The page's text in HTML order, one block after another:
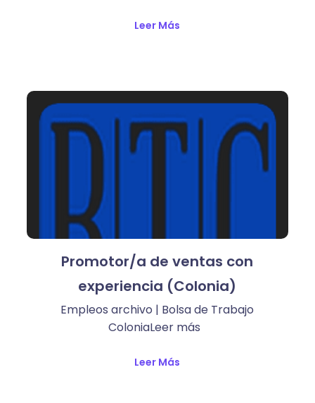
Leer Más
Promotor/a de ventas con
experiencia (Colonia)
Empleos archivo | Bolsa de Trabajo
ColoniaLeer más ​
Leer Más